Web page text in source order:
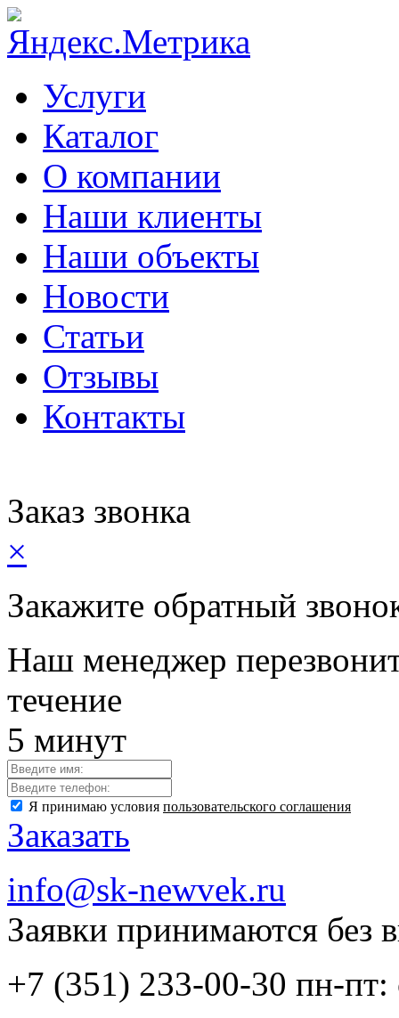
Услуги
Каталог
О компании
Наши клиенты
Наши объекты
Новости
Статьи
Отзывы
Контакты
Заказ звонка
×
Закажите обратный
Наш менеджер
течение
5 минут
Я принимаю условия пользовательского соглашения
Заказать
info@sk-newvek.ru
Заявки принимаются без
+7 (351) 233-00-30 пн-пт: